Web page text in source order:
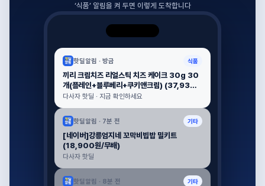
‘식품’ 알림을 켜 두면 이렇게 도착합니다
핫딜알림 · 방금 식품
끼리 크림치즈 리얼스틱 치즈 케이크 30g 30
개(플레인+블루베리+쿠키앤크림) (37,930원
/ 무료배송)
다사자 핫딜 · 지금 확인하세요
핫딜알림 · 7분 전 기타
[네이버]강릉엄지네 꼬막비빕밥 밀키트
(18,900원/무배)
다사자 핫딜
핫딜알림 · 8분 전 기타